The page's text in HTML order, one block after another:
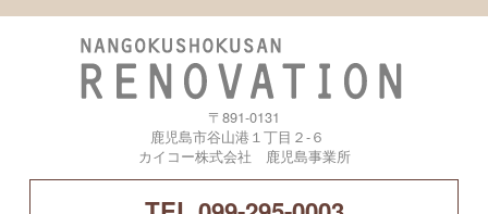
〒891-0131
鹿児島市谷山港１丁目２-６
カイコー株式会社 鹿児島事業所